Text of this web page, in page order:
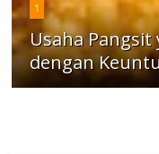
1
Usaha
dengan